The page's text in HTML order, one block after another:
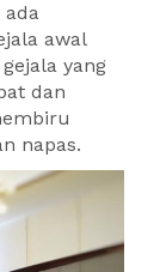
ada
awal
yang
dan
napas.